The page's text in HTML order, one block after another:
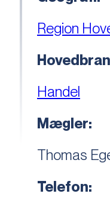
Region
Handel
Mægler:
Thomas
Telefon: